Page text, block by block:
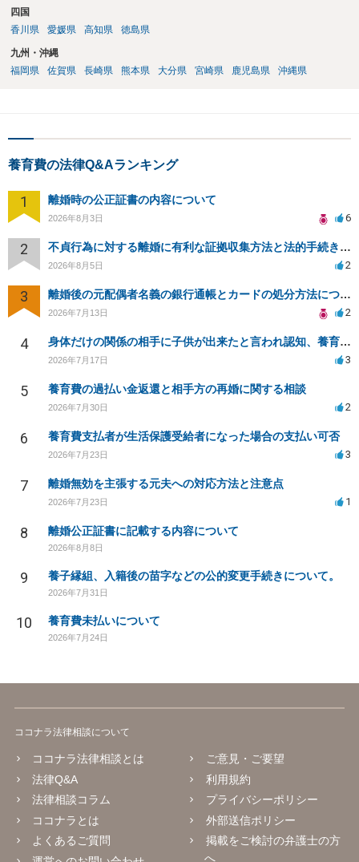
四国
香川県
愛媛県 高知県 徳島県
九州・沖縄
福岡県
佐賀県 長崎県 熊本県 大分県 宮崎県 鹿児島県 沖縄県
養育費の法律Q&Aランキング
1 離婚時の公正証書の内容について
2026年8月3日 6
2 不貞行為に対する離婚に有利な証拠収集方法と法的手続きについて
2026年8月5日 2
3 離婚後の元配偶者名義の銀行通帳とカードの処分方法について
2026年7月13日 2
4 身体だけの関係の相手に子供が出来たと言われ認知、養育費を要求されているが自身の子供か分からない
2026年7月17日 3
5 養育費の過払い金返還と相手方の再婚に関する相談
2026年7月30日 2
6 養育費支払者が生活保護受給者になった場合の支払い可否
2026年7月23日 3
7 離婚無効を主張する元夫への対応方法と注意点
2026年7月23日 1
8 離婚公正証書に記載する内容について
2026年8月8日
9 養子縁組、入籍後の苗字などの公的変更手続きについて。
2026年7月31日
10 養育費未払いについて
2026年7月24日
ココナラ法律相談について
ココナラ法律相談とは
法律Q&A
法律相談コラム
ココナラとは
よくあるご質問
ご意見・ご要望
利用規約
プライバシーポリシー
外部送信ポリシー
掲載をご検討の弁護士の方
へ